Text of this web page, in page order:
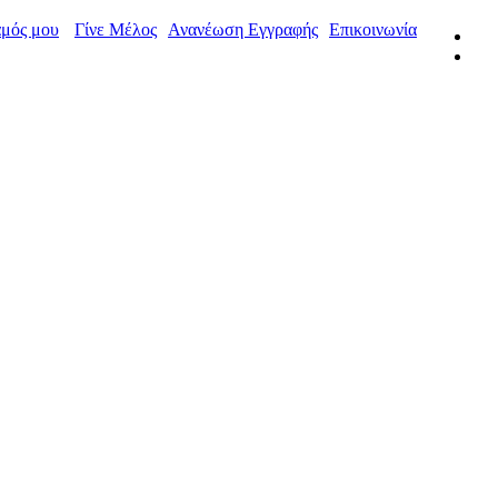
μου Γίνε Μέλος Ανανέωση Εγγραφής Επικοινωνία